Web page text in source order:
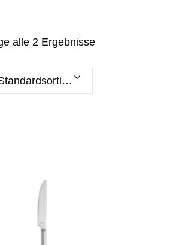
alle 2 Ergebnisse
Standardsortierung